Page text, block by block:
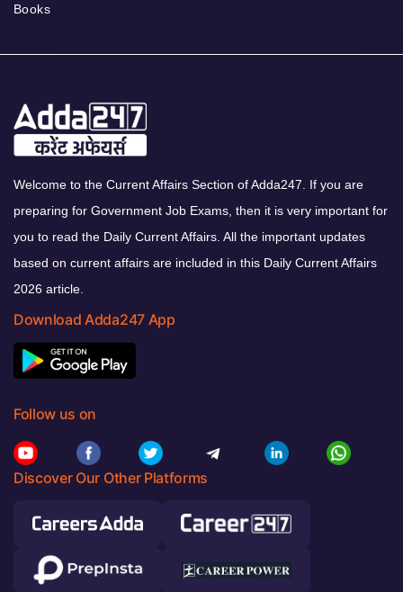
Books
Welcome to the Current Affairs Section of Adda247. If you are
preparing for Government Job Exams, then it is very important for
you to read the Daily Current Affairs. All the important updates
based on current affairs are included in this Daily Current Affairs
2026 article.
Download Adda247 App
Follow us on
Discover Our Other Platforms